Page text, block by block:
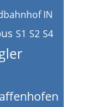
IN
S1 S2 S4